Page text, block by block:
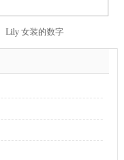
Lily 女装的数字